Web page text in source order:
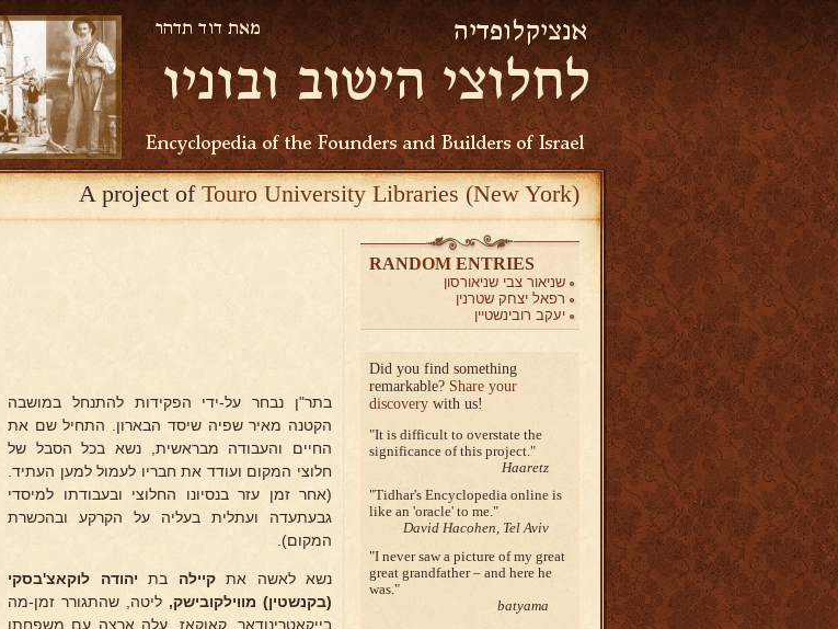
A project ofTouro University Libraries (New York)
בתר"ן נבחר על-ידי הפקידות להתנחל במושבה
הקטנה מאיר שפיה שיסד הבארון. התחיל שם את
החיים והעבודה מבראשית, נשא בכל הסבל של
חלוצי המקום ועודד את חבריו לעמול למען העתיד.
(אחר זמן עזר בנסיונו החלוצי ובעבודתו למיסדי
גבעתעדה ועתלית בעליה על הקרקע ובהכשרת
המקום).
נשא לאשה את קיילה בת יהודה לוקאצ'בסקי
(בקנשטין) מווילקובישק, ליטה, שהתגורר זמן-מה
בייקאטרינודאר, קאוקאז, עלה ארצה עם משפחתו
RANDOM ENTRIES
שניאור צבי שניאורסון
רפאל יצחק שטרנין
יעקב רובינשטיין
Did you find something
remarkable? Share your
discovery with us!
It is difficult to overstate the
significance of this project.
Haaretz
Tidhar's Encyclopedia online is
like an 'oracle' to me.
David Hacohen, Tel Aviv
I never saw a picture of my great
great grandfather – and here he
was.
batyama